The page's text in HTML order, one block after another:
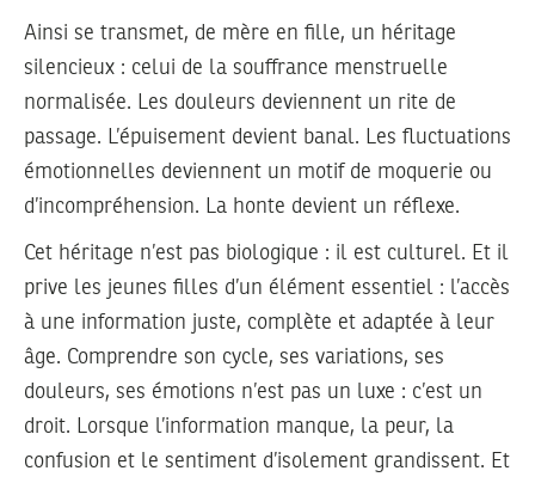
Ainsi se transmet, de mère en fille, un héritage
silencieux : celui de la souffrance menstruelle
normalisée. Les douleurs deviennent un rite de
passage. L’épuisement devient banal. Les fluctuations
émotionnelles deviennent un motif de moquerie ou
d’incompréhension. La honte devient un réflexe.
Cet héritage n’est pas biologique : il est culturel. Et il
prive les jeunes filles d’un élément essentiel : l’accès
à une information juste, complète et adaptée à leur
âge. Comprendre son cycle, ses variations, ses
douleurs, ses émotions n’est pas un luxe : c’est un
droit. Lorsque l’information manque, la peur, la
confusion et le sentiment d’isolement grandissent. Et